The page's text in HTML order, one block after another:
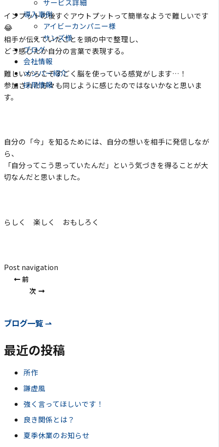
サービス詳細
導入事例
アイビーカンパニー様
サンズ様
ブログ
会社情報
メンバー紹介
採用情報
インプットの後すぐアウトプットって簡単なようで難しいです
😂
相手が伝えていたことを頭の中で整理し、
どう感じたか自分の言葉で表現する。
難しいからこそすごく脳を使っている感覚がします…！
参加された方々も同じように感じたのではないかなと思いま
す。
自分の「今」を知るためには、自分の想いを相手に発信しなが
ら、
「自分ってこう思っていたんだ」という気づきを得ることが大
切なんだと思いました。
らしく 楽しく おもしろく
Post navigation
前
次
ブログ一覧 ⇀
最近の投稿
所作
謙虚風
強く言ってほしいです！
良き関係とは？
夏季休業のお知らせ